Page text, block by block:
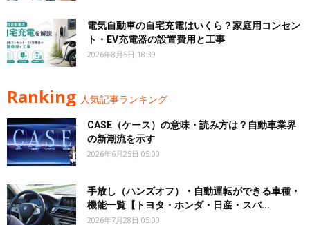
電気自動車の自宅充電はいくら？家庭用コンセン
ト・EV充電器の設置費用と工事
2026年8月5日 18:39
Ranking 人気記事ランキング
CASE（ケース）の意味・読み方は？自動車業界
の新潮流を示す
2026年6月25日 05:00
手放し（ハンズオフ）・自動運転ができる車種・
機能一覧【トヨタ・ホンダ・日産・スバ...
2026年7月28日 05:00